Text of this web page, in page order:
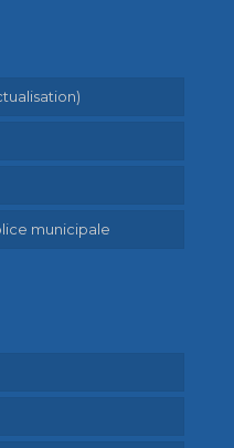
municipale